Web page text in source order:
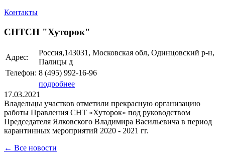
Контакты
СНТСН "Хуторок"
Адрес:
Россия,143031, Московская обл, Одинцовский р-н,
Палицы д
Телефон: 8 (495) 992-16-96
подробнее
17.03.2021
Владельцы участков отметили прекрасную организацию
работы Правления СНТ «Хуторок» под руководством
Председателя Ялковского Владимира Васильевича в период
карантинных мероприятий 2020 - 2021 гг.
← Все новости